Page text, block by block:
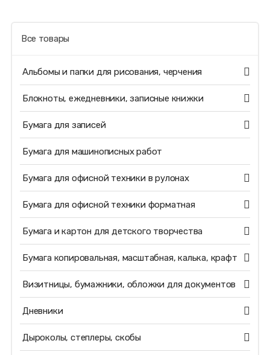
Все товары
Альбомы и папки для рисования, черчения
Блокноты, ежедневники, записные книжки
Бумага для записей
Бумага для машинописных работ
Бумага для офисной техники в рулонах
Бумага для офисной техники форматная
Бумага и картон для детского творчества
Бумага копировальная, масштабная, калька, крафт
Визитницы, бумажники, обложки для документов
Дневники
Дыроколы, степлеры, скобы